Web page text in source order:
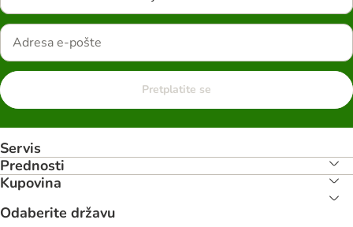
Pretplatite se
Servis
Prednosti
Kupovina
Odaberite državu